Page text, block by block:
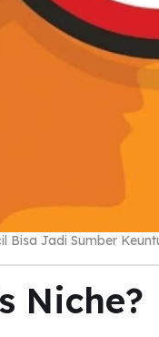
Bisa Jadi Sumber
Niche?